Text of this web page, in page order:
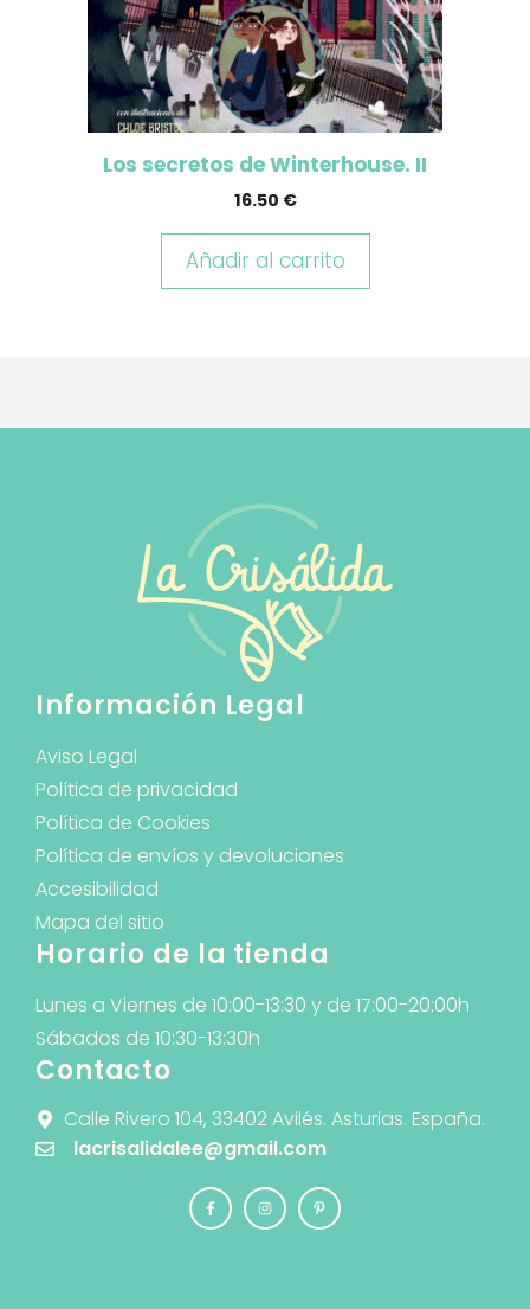
Los secretos de Winterhouse. II
16.50 €
Añadir al carrito
Información Legal
Aviso Legal
Política de privacidad
Política de Cookies
Política de envíos y devoluciones
Accesibilidad
Mapa del sitio
Horario de la tienda
Lunes a Viernes de 10:00-13:30 y de 17:00-20:00h
Sábados de 10:30-13:30h
Contacto
Calle Rivero 104, 33402 Avilés. Asturias. España.
lacrisalidalee@gmail.com